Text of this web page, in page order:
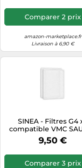
Comparer 2 prix
amazon-marketplace.fr
Livraison à 6,90 €
SINEA - Filtres G4
compatible VMC
Gorner, Medven et
ATLANTIC9,50 €
Comparer 3 prix